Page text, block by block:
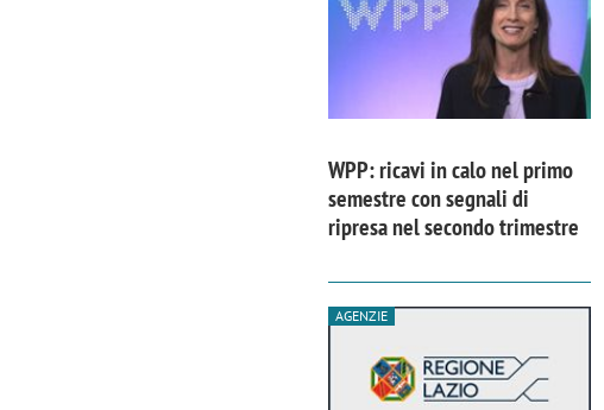
WPP: ricavi in calo nel primo
semestre con segnali di
ripresa nel secondo trimestre
AGENZIE